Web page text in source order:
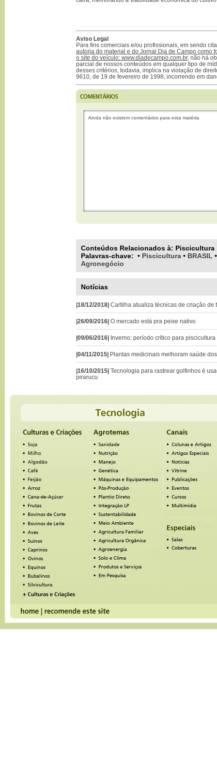
Aviso Legal
Para fins comerciais e/ou profissionais, em sendo
autoria do material e do Jornal Dia de Campo como
o site do veículo: www.diadecampo.com.br, não há
parcial de nossos conteúdos em qualquer tipo de
desses critérios, todavia, implica na violação de
9610, de 19 de fevereiro de 1998, incorrendo em
Ainda não existem comentários para esta matéria.
Conteúdos Relacionados à: Piscicultura
Palavras-chave: • Piscicultura • BRASIL
Agronegócio
Notícias
|18/12/2018| Cartilha atualiza técnicas de criação de
|26/09/2016| O mercado está pra peixe nativo
|09/06/2016| Inverno: período crítico para piscicultura
|04/11/2015| Plantas medicinais melhoram saúde
|16/10/2015| Tecnologia para rastrear golfinhos é
pirarucu